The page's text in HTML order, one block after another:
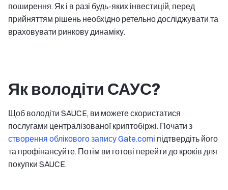
поширення. Як і в разі будь-яких інвестицій, перед
прийняттям рішень необхідно ретельно досліджувати та
враховувати ринкову динаміку.
Як володіти САУС?
Щоб володіти SAUCE, ви можете скористатися
послугами централізованої криптобіржі. Почати з
створення облікового запису Gate.comі підтвердіть його
та профінансуйте. Потім ви готові перейти до кроків для
покупки SAUCE.